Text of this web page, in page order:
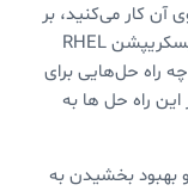
آن کار می‌کنید، بر
پایه open-source‌ است، می‌توانید یک سابسکریپشن RHEL
راه حل‌هایی برای
این راه حل ها به
بهبود بخشیدن به